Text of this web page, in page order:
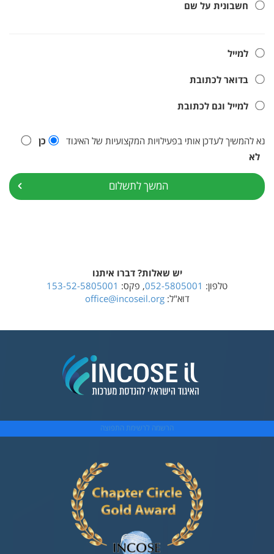
חשבונית על שם
למייל
בדואר לכתובת
למייל וגם לכתובת
נא להמשיך לעדכן אותי בפעילויות המקצועיות של האיגוד
כן
לא
המשך לתשלום
יש שאלות? דברו איתנו
טלפון: 052-5805001, פקס: 153-52-5805001
דוא"ל:office@incoseil.org
הרשמה לרשימת התפוצה